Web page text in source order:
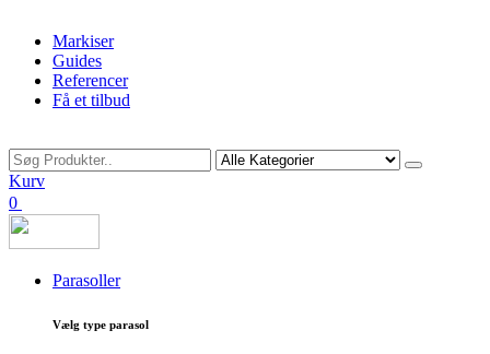
Markiser
Guides
Referencer
Få et tilbud
Kurv
0
Parasoller
Vælg type parasol